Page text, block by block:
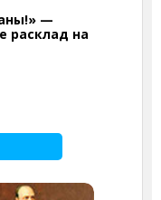
—
расклад на